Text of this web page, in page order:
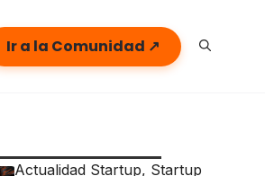
Ir a la Comunidad ↗
Actualidad Startup, Startup